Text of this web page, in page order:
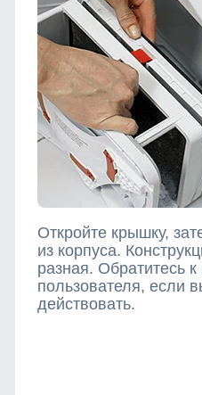
Откройте крышку,
из корпуса.
разная. Обратитесь к
пользователя, если
действовать.